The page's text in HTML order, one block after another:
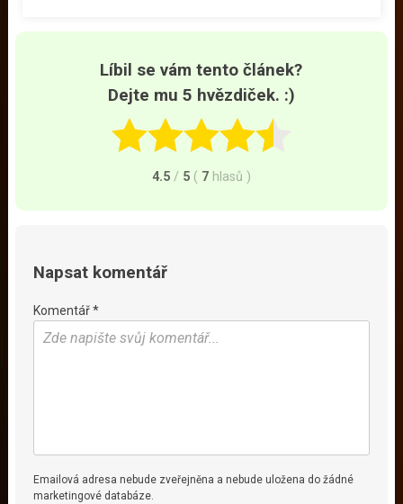
Líbil se vám tento článek?
Dejte mu 5 hvězdiček. :)
4.5 / 5 ( 7 hlasů )
Napsat komentář
Komentář *
Emailová adresa nebude zveřejněna a nebude uložena do žádné
marketingové databáze.